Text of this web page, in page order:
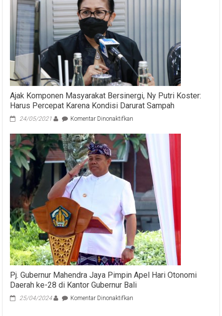
“Gelis”
Tabanan
Ajak Komponen Masyarakat Bersinergi, Ny Putri Koster:
Harus Percepat Karena Kondisi Darurat Sampah
24/05/2021 Komentar Dinonaktifkan
Komponen
Masyarakat
Bersinergi,
Harus
Percepat
Karena
Kondisi
Darurat
Sampah
Pj. Gubernur Mahendra Jaya Pimpin Apel Hari Otonomi
Daerah ke-28 di Kantor Gubernur Bali
25/04/2024 Komentar Dinonaktifkan